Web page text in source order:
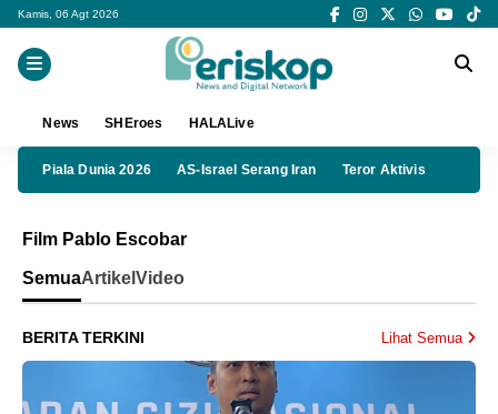
Kamis, 06 Agt 2026
News SHEroes HALALive
Piala Dunia 2026 AS-Israel Serang Iran Teror Aktivis
Film Pablo Escobar
SemuaArtikel Video
BERITA TERKINI Lihat Semua